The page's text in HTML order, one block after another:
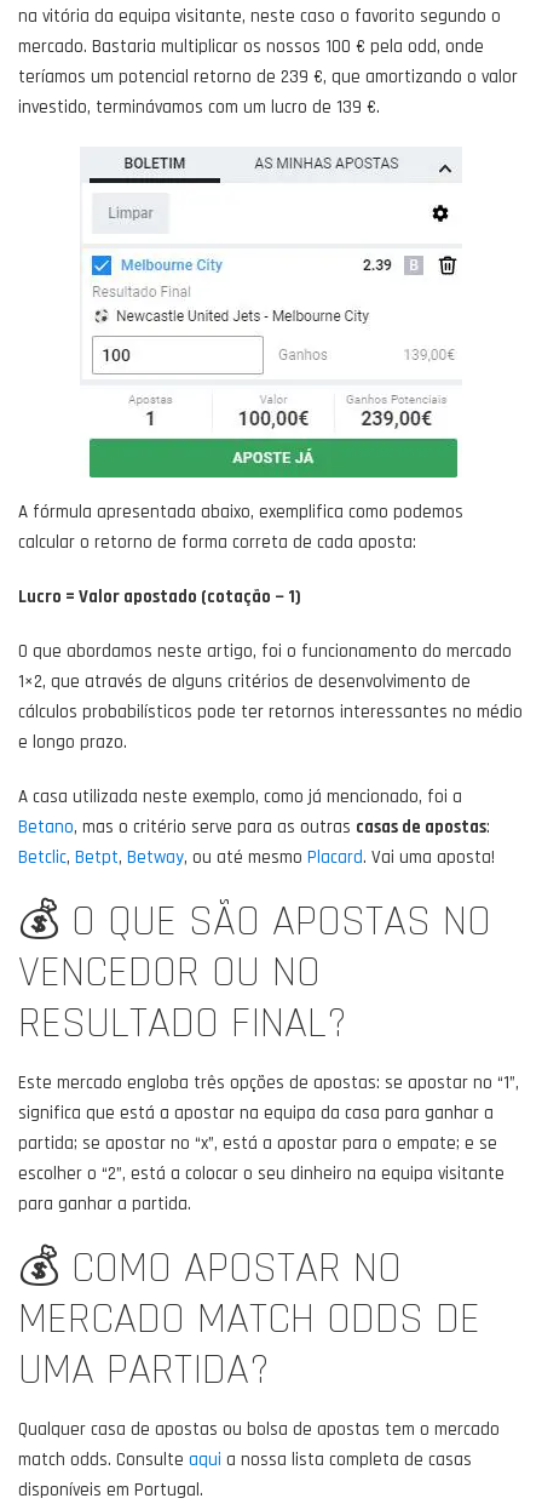
na vitória da equipa visitante, neste caso o favorito segundo o
mercado. Bastaria multiplicar os nossos 100 € pela odd, onde
teríamos um potencial retorno de 239 €, que amortizando o valor
investido, terminávamos com um lucro de 139 €.
A fórmula apresentada abaixo, exemplifica como podemos
calcular o retorno de forma correta de cada aposta:
Lucro = Valor apostado (cotação − 1)
O que abordamos neste artigo, foi o funcionamento do mercado
1×2, que através de alguns critérios de desenvolvimento de
cálculos probabilísticos pode ter retornos interessantes no médio
e longo prazo.
A casa utilizada neste exemplo, como já mencionado, foi a
Betano, mas o critério serve para as outras casas de apostas:
Betclic, Betpt, Betway, ou até mesmo Placard. Vai uma aposta!
💰 O QUE SÃO APOSTAS NO
VENCEDOR OU NO
RESULTADO FINAL?
Este mercado engloba três opções de apostas: se apostar no “1”,
significa que está a apostar na equipa da casa para ganhar a
partida; se apostar no “x”, está a apostar para o empate; e se
escolher o “2”, está a colocar o seu dinheiro na equipa visitante
para ganhar a partida.
💰 COMO APOSTAR NO
MERCADO MATCH ODDS DE
UMA PARTIDA?
Qualquer casa de apostas ou bolsa de apostas tem o mercado
match odds. Consulte aqui a nossa lista completa de casas
disponíveis em Portugal.